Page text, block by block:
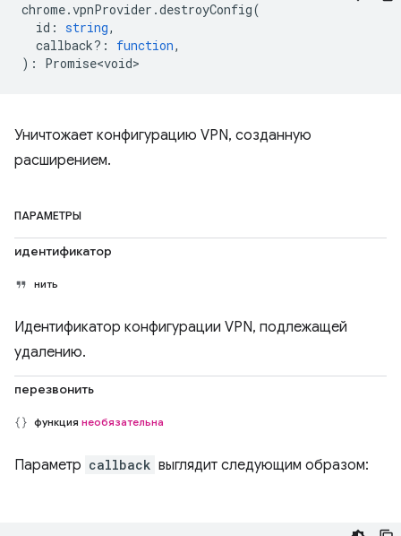
chrome.vpnProvider .destroyConfig(
id : string,
callback? : function,
) : Promise<void>
Уничтожает конфигурацию VPN, созданную
расширением.
ПАРАМЕТРЫ
идентификатор
нить
Идентификатор конфигурации VPN, подлежащей
удалению.
перезвонить
функция необязательна
Параметр callback выглядит следующим образом: